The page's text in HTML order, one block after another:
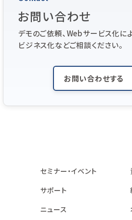
お問い合わせ
デモのご依頼、Webサービス化に
ビジネス化などご相談ください。
お問い合わせする
セミナー・イベント
サポート
ニュース